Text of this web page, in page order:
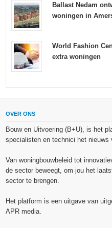
Ballast Nedam
woningen in
World Fashion
extra woningen
OVER ONS
Bouw en Uitvoering (B+U), is het
specialisten en technici het nieuws
Van woningbouwbeleid tot
de sector beweegt, om jou het
sector te brengen.
Het platform is een uitgave van
APR media.